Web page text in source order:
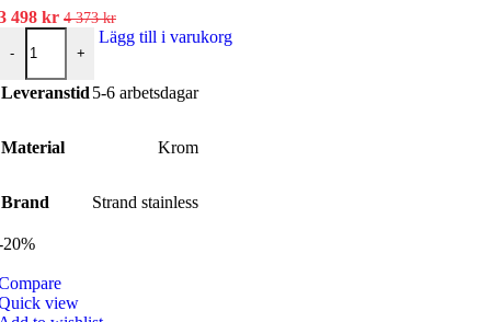
498 krDet
nuvarande
priset
är:
3
4 373kr
-
RETRO RE-1004 mängd
+
Lägg till i varukorg
Leveranstid 5-6 arbetsdagar
Material Krom
Brand Strand stainless
20%
view